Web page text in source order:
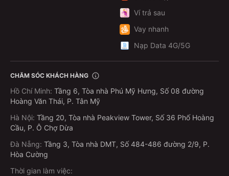
Ví trả sau
Vay nhanh
Nạp Data 4G/5G
CHĂM SÓC KHÁCH HÀNG
Hồ Chí Minh: Tầng 6, Tòa nhà Phú Mỹ Hưng, Số 08 đường
Hoàng Văn Thái, P. Tân Mỹ
Hà Nội: Tầng 20, Tòa nhà Peakview Tower, Số 36 Phố Hoàng
Cầu, P. Ô Chợ Dừa
Đà Nẵng: Tầng 3, Tòa nhà DMT, Số 484-486 đường 2/9, P.
Hòa Cường
Thời gian làm việc: